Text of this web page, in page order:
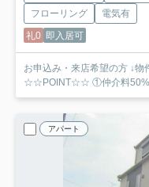
フローリング
電気有
礼0 即入居可
お申込み・来店希望の方 ↓
☆☆POINT☆☆ ①仲介料
アパート